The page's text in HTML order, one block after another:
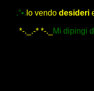
.°•. Io vendo desideri
*-._.-* *-._ Mi dipingi